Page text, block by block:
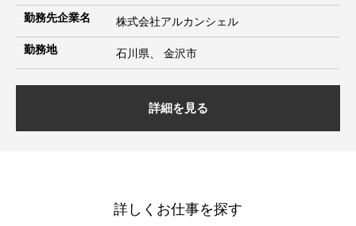
勤務先企業名
株式会社アルカンシェル
勤務地
石川県、 金沢市
詳細を見る
詳しくお仕事を探す